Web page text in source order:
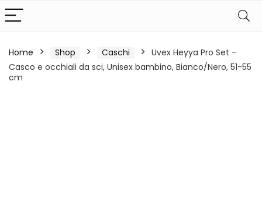
Home Shop Caschi
Uvex Heyya Pro Set –
Casco e occhiali da sci, Unisex bambino, Bianco/Nero, 51-55
cm